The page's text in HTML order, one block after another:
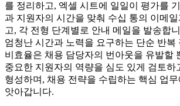
를 정리하고, 엑셀 시트에 일일이 평가를
과 지원자의 시간을 맞춰 수십 통의 이메
고, 각 전형 단계별로 안내 메일을 발송합
엄청난 시간과 노력을 요구하는 단순 반복
비효율은 채용 담당자의 번아웃을 유발할
중요한 지원자의 역량을 심도 있게 검토하
형성하며, 채용 전략을 수립하는 핵심 업
앗아갑니다.